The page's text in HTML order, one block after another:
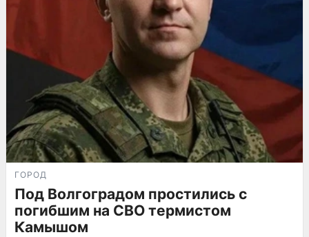
ГОРОД
Под Волгоградом простились с
погибшим на СВО термистом
Камышом